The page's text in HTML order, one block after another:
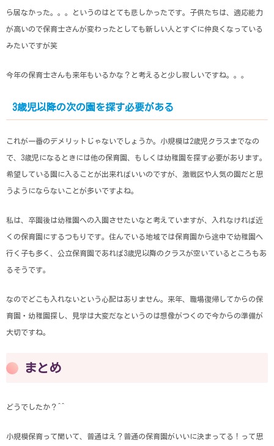
ら居なかった。。。というのはとても悲しかったです。子供たちは、適応能力
が高いので保育士さんが変わったとしても新しい人とすぐに仲良くなっている
みたいですが笑
今年の保育士さんも来年もいるかな？と考えると少し寂しいですね。。。
3歳児以降の次の園を探す必要がある
これが一番のデメリットじゃないでしょうか。小規模は2歳児クラスまでなの
で、3歳児になるときには他の保育園、もしくは幼稚園を探す必要があります。
希望している園に入ることが出来ればいいのですが、激戦区や人気の園だと思
うようにならないことが多いですよね。
私は、卒園後は幼稚園への入園させたいなと考えていますが、入れなければ近
くの保育園にするつもりです。住んでいる地域では保育園から途中で幼稚園へ
行く子も多く、公立保育園であれば3歳児以降のクラスが空いているところもあ
るそうです。
なのでどこも入れないという心配はありません。来年、職場復帰してからの保
育園・幼稚園探し、見学は大変だなというのは想像がつくので今からの準備が
大切ですね。
まとめ
どうでしたか？^^
小規模保育って聞いて、普通はえ？普通の保育園がいいに決まってる！って思